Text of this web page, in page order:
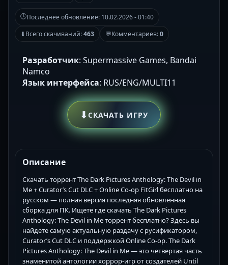
🕒Последнее обновление: 10.02.2026 - 01:40
⬇Всего скачиваний:463 💬Комментариев:0
Разработчик: Supermassive Games, Bandai
Namco
Язык интерфейса: RUS/ENG/MULTI11
⬇СКАЧАТЬ ИГРУ
Описание
Скачать торрент The Dark Pictures Anthology: The Devil in
Me + Curator’s Cut DLC + Online Co-op FitGirl бесплатно на
русском — полная версия последняя обновленная
сборка для ПК. Ищете где скачать The Dark Pictures
Anthology: The Devil in Me торрент бесплатно? Здесь вы
найдете самую актуальную раздачу с русификатором,
Curator’s Cut DLC и поддержкой Online Co-op. The Dark
Pictures Anthology: The Devil in Me — это четвертая часть
знаменитой антологии хоррор-игр от создателей Until